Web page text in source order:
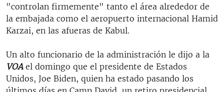
"controlan firmemente" tanto el área alrededor de
la embajada como el aeropuerto internacional Hamid
Karzai, en las afueras de Kabul.
Un alto funcionario de la administración le dijo a la
VOAel domingo que el presidente de Estados
Unidos, Joe Biden, quien ha estado pasando los